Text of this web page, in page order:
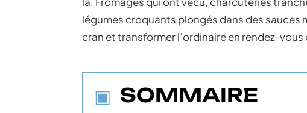
légumes croquants plongés dans des sauces
cran et transformer l’ordinaire en rendez-
SOMMAIRE